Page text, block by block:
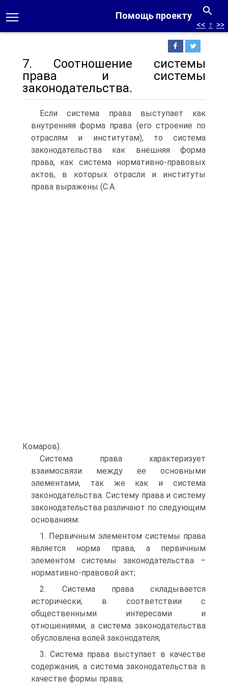
Помощь проекту
<< ↑ >>
7. Соотношение системы
права и системы
законодательства.
Если система права выступает как
внутренняя форма права (его строение по
отраслям и институтам), то система
законодательства как внешняя форма
права, как система нормативно-правовых
актов, в которых отрасли и институты
права выражены (С.А.
Комаров).
Система права характеризует
взаимосвязи между ее основными
элементами, так же как и система
законодательства. Систему права и систему
законодательства различают по следующим
основаниям:
1. Первичным элементом системы права
является норма права, а первичным
элементом системы законодательства –
нормативно-правовой акт;
2. Система права складывается
исторически, в соответствии с
общественными интересами и
отношениями, а система законодательства
обусловлена волей законодателя;
3. Система права выступает в качестве
содержания, а система законодательства в
качестве формы права;